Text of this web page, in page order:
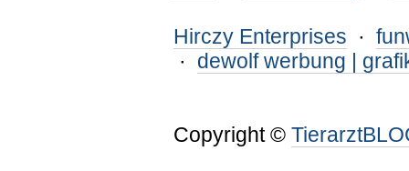
Hirczy Enterprises ·
· dewolf werbung |
Copyright ©